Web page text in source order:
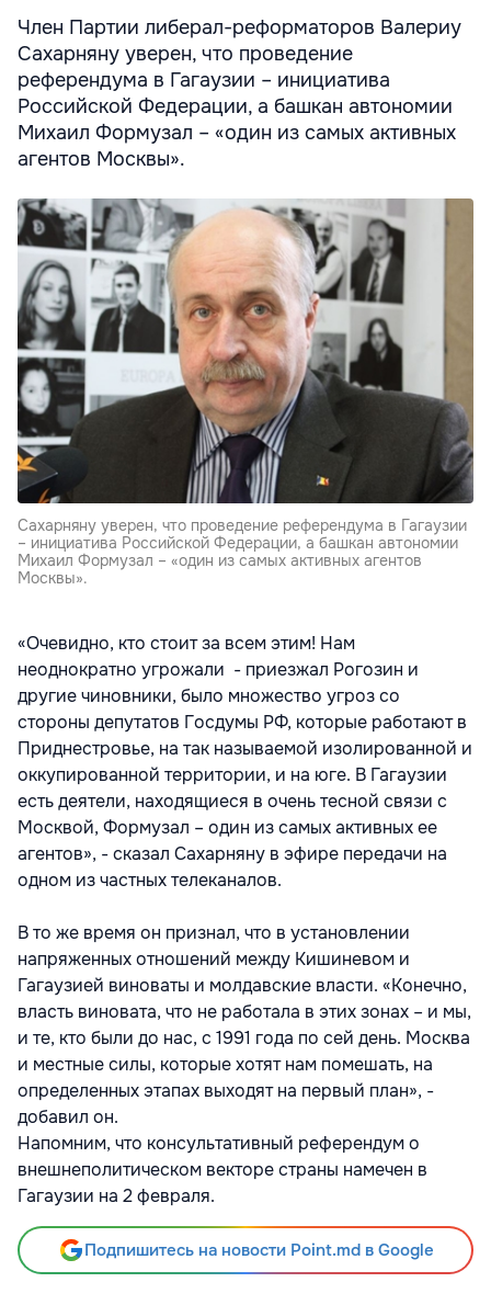
Член Партии либерал-реформаторов Валериу
Сахарняну уверен, что проведение
референдума в Гагаузии – инициатива
Российской Федерации, а башкан автономии
Михаил Формузал – «один из самых активных
агентов Москвы».
Сахарняну уверен, что проведение референдума в Гагаузии
– инициатива Российской Федерации, а башкан автономии
Михаил Формузал – «один из самых активных агентов
Москвы».
«Очевидно, кто стоит за всем этим! Нам
неоднократно угрожали - приезжал Рогозин и
другие чиновники, было множество угроз со
стороны депутатов Госдумы РФ, которые работают в
Приднестровье, на так называемой изолированной и
оккупированной территории, и на юге. В Гагаузии
есть деятели, находящиеся в очень тесной связи с
Москвой, Формузал – один из самых активных ее
агентов», - сказал Сахарняну в эфире передачи на
одном из частных телеканалов.
В то же время он признал, что в установлении
напряженных отношений между Кишиневом и
Гагаузией виноваты и молдавские власти. «Конечно,
власть виновата, что не работала в этих зонах – и мы,
и те, кто были до нас, с 1991 года по сей день. Москва
и местные силы, которые хотят нам помешать, на
определенных этапах выходят на первый план», -
добавил он.
Напомним, что консультативный референдум о
внешнеполитическом векторе страны намечен в
Гагаузии на 2 февраля.
Подпишитесь на новости Point.md в Google